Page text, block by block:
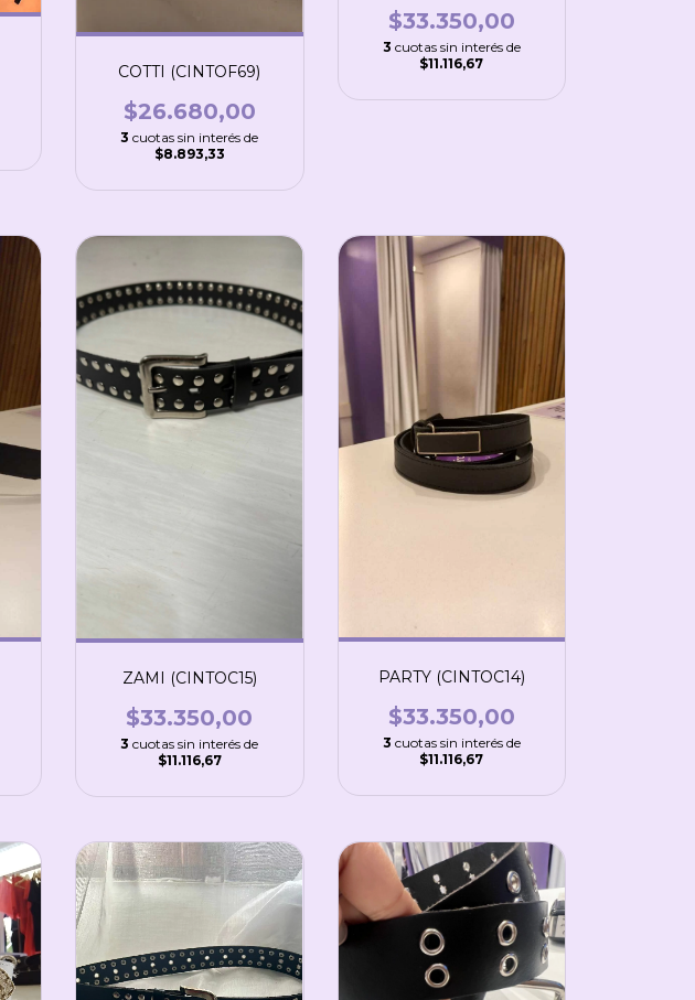
COTTI (CINTOF69)
$26.680,00
3 cuotas sin interés de
$8.893,33
$33.350,00
3 cuotas sin interés de
$11.116,67
ZAMI (CINTOC15)
$33.350,00
3 cuotas sin interés de
$11.116,67
PARTY (CINTOC14)
$33.350,00
3 cuotas sin interés de
$11.116,67